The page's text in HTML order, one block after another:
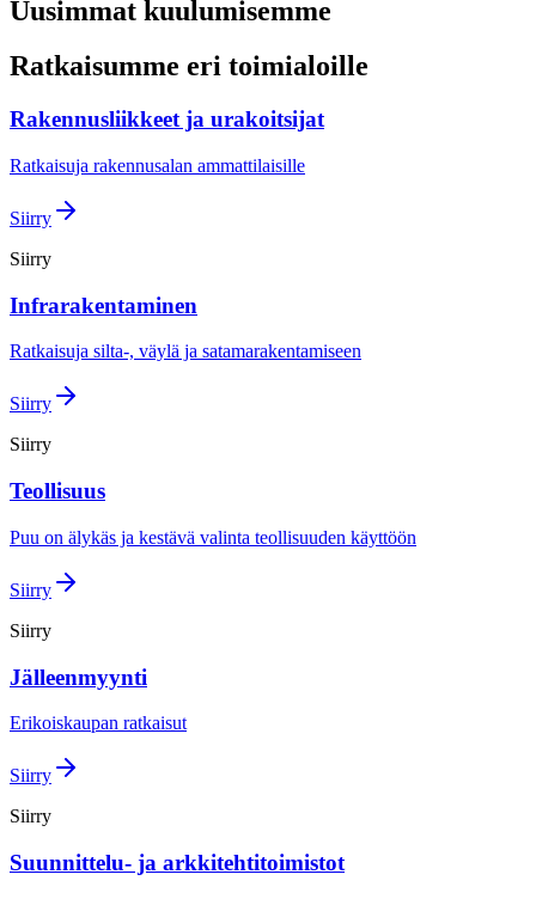
Uusimmat kuulumisemme
Ratkaisumme eri toimialoille
Rakennusliikkeet ja urakoitsijat
Ratkaisuja rakennusalan ammattilaisille
Siirry
Siirry
Infrarakentaminen
Ratkaisuja silta-, väylä ja satamarakentamiseen
Siirry
Siirry
Teollisuus
Puu on älykäs ja kestävä valinta teollisuuden käyttöön
Siirry
Siirry
Jälleenmyynti
Erikoiskaupan ratkaisut
Siirry
Siirry
Suunnittelu- ja arkkitehtitoimistot